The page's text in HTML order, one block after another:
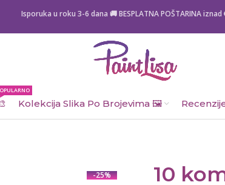
Isporuka u roku 3-6 dana 🚚 BESPLATNA POŠTARINA iznad
Kolekcija Slika Po Brojevima 🖼️
-25% 10